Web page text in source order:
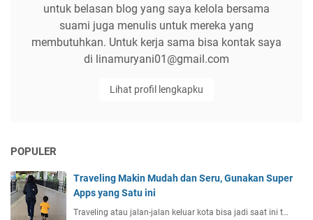
untuk belasan blog yang saya kelola bersama
suami juga menulis untuk mereka yang
membutuhkan. Untuk kerja sama bisa kontak saya
di linamuryani01@gmail.com
Lihat profil lengkapku
POPULER
Traveling Makin Mudah dan Seru, Gunakan Super
Apps yang Satu ini
Traveling atau jalan-jalan keluar kota bisa jadi saat ini t…